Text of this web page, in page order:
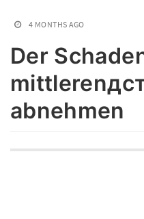
4 MONTHS AGO
Der
abnehmen